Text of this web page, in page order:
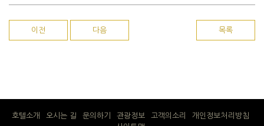
이전 다음 목록
호텔소개 오시는 길 문의하기 관광정보 고객의소리
개인정보처리방침